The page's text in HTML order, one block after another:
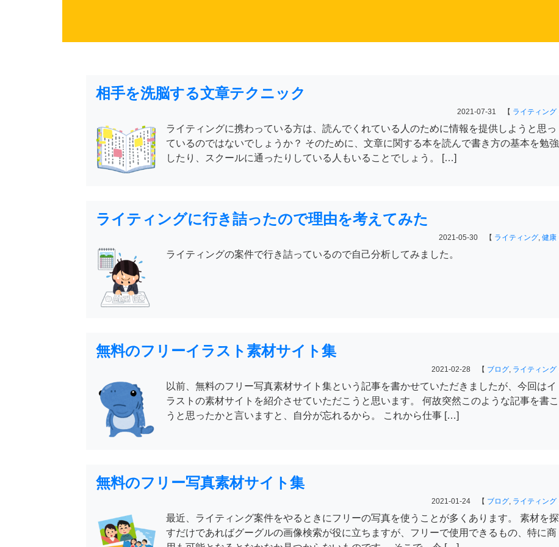
相手を洗脳する文章テクニック
2021-07-31 【 ライティング
ライティングに携わっている方は、読んでくれている人のために情報を提供しようと思っ
ているのではないでしょうか？ そのために、文章に関する本を読んで書き方の基本を勉強
したり、スクールに通ったりしている人もいることでしょう。 […]
ライティングに行き詰ったので理由を考えてみた
2021-05-30 【 ライティング, 健康
ライティングの案件で行き詰っているので自己分析してみました。
無料のフリーイラスト素材サイト集
2021-02-28 【 ブログ, ライティング
以前、無料のフリー写真素材サイト集という記事を書かせていただきましたが、今回はイ
ラストの素材サイトを紹介させていただこうと思います。 何故突然このような記事を書こ
うと思ったかと言いますと、自分が忘れるから。 これから仕事 […]
無料のフリー写真素材サイト集
2021-01-24 【 ブログ, ライティング
最近、ライティング案件をやるときにフリーの写真を使うことが多くあります。 素材を探
すだけであればグーグルの画像検索が役に立ちますが、フリーで使用できるもの、特に商